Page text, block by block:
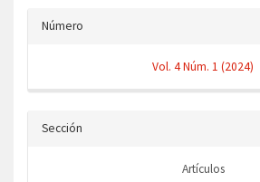
Número
Vol. 4 Núm. 1 (2024)
Sección
Artículos